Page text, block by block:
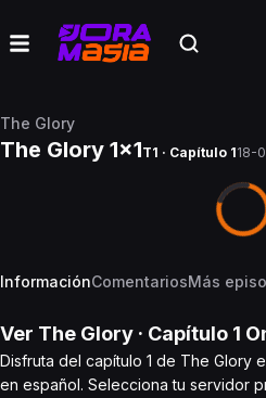
The Glory
The Glory 1x1T1 · Capítulo 118-
InformaciónComentariosMás
Ver The Glory · Capítulo 1
Disfruta del capítulo 1 de The Glory
en español. Selecciona tu servidor